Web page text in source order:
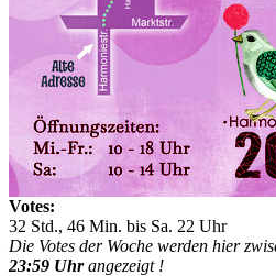
Votes:
32 Std., 46 Min. bis Sa. 22 Uhr
Die Votes der Woche werden hier
23:59 Uhrangezeigt !